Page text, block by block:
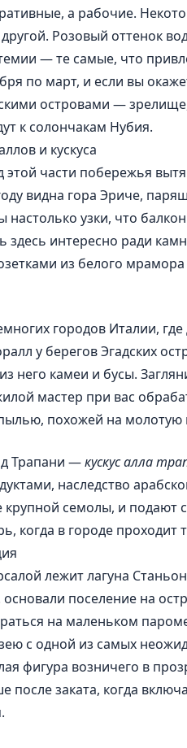
а рабочие.
Розовый оттенок
— те самые, что
по март, и если вы
островами —
к солончакам Нубия.
и кускуса
части побережья
видна гора Эриче,
настолько узки, что
здесь интересно ради
из белого
городов Италии,
у берегов Эгадских
него камеи и бусы.
мастер при вас
похожей на молотую
Трапани —кускус алла
наследство
крупной семолы, и подают
когда в городе проходит
лежит лагуна
поселение на
на маленьком
с одной из самых
фигура возничего в
после заката, когда